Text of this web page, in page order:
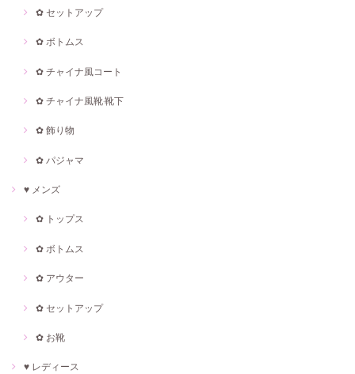
✿ セットアップ
✿ ボトムス
✿ チャイナ風コート
✿ チャイナ風靴·靴下
✿ 飾り物
✿ パジャマ
♥ メンズ
✿ トップス
✿ ボトムス
✿ アウター
✿ セットアップ
✿ お靴
♥ レディース